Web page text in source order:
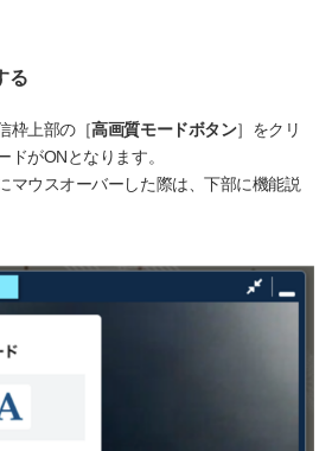
る
枠上部の［高画質モードボタン］をクリ
ドがONとなります。
マウスオーバーした際は、下部に機能説